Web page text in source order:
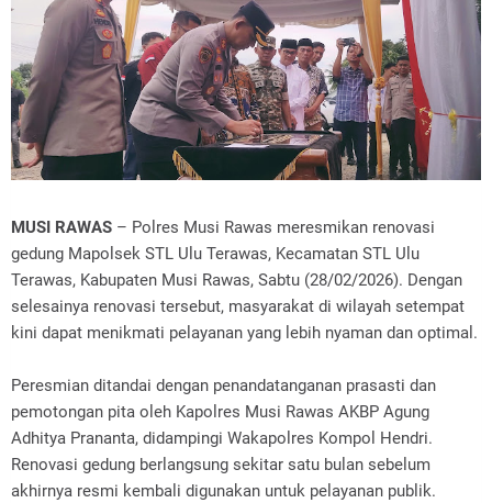
MUSI RAWAS – Polres Musi Rawas meresmikan renovasi
gedung Mapolsek STL Ulu Terawas, Kecamatan STL Ulu
Terawas, Kabupaten Musi Rawas, Sabtu (28/02/2026). Dengan
selesainya renovasi tersebut, masyarakat di wilayah setempat
kini dapat menikmati pelayanan yang lebih nyaman dan optimal.
Peresmian ditandai dengan penandatanganan prasasti dan
pemotongan pita oleh Kapolres Musi Rawas AKBP Agung
Adhitya Prananta, didampingi Wakapolres Kompol Hendri.
Renovasi gedung berlangsung sekitar satu bulan sebelum
akhirnya resmi kembali digunakan untuk pelayanan publik.